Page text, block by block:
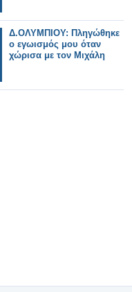
Δ.ΟΛΥΜΠΙΟΥ: Πληγώθηκε
ο εγωισμός μου όταν
χώρισα με τον Μιχάλη